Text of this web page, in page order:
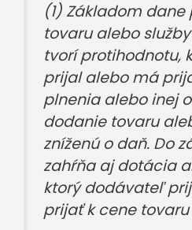
(1) Základom
tovaru alebo
tvorí protihodnotu,
prijal alebo má
plnenia alebo inej
dodanie tovaru
zníženú o daň. Do
zahŕňa aj dotácia
ktorý dodávateľ
prijať k cene